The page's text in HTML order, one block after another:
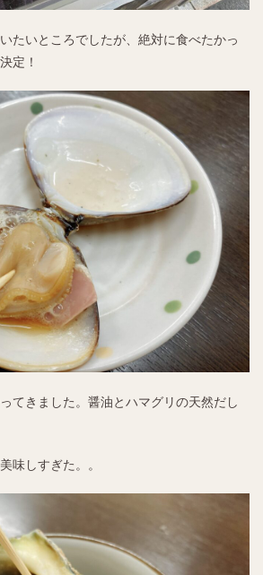
たいところでしたが、絶対に食べたかっ
定！
てきました。醤油とハマグリの天然だし
味しすぎた。。